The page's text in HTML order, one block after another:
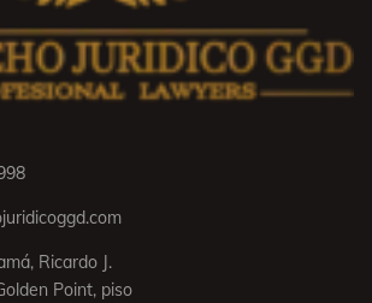
Ricardo J.
Point, piso